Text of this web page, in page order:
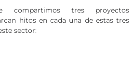
compartimos tres proyectos
hitos en cada una de estas tres
sector: